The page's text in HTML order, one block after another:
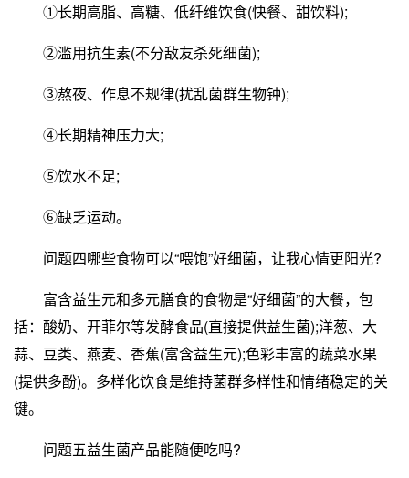
①长期高脂、高糖、低纤维饮食(快餐、甜饮料);
②滥用抗生素(不分敌友杀死细菌);
③熬夜、作息不规律(扰乱菌群生物钟);
④长期精神压力大;
⑤饮水不足;
⑥缺乏运动。
问题四哪些食物可以“喂饱”好细菌，让我心情更阳光?
富含益生元和多元膳食的食物是“好细菌”的大餐，包
括：酸奶、开菲尔等发酵食品(直接提供益生菌);洋葱、大
蒜、豆类、燕麦、香蕉(富含益生元);色彩丰富的蔬菜水果
(提供多酚)。多样化饮食是维持菌群多样性和情绪稳定的关
键。
问题五益生菌产品能随便吃吗?